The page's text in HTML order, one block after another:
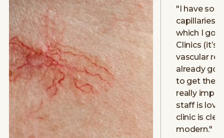
"I have
capillaries
which I got
Clinics (it’s
vascular
already
to get the
really
staff is
clinic is
modern."